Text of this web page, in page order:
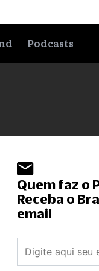
Podcasts
Quem faz o
Receba o
email